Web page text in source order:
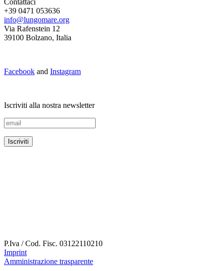
+39 0471 053636
info@lungomare.org
Via Rafenstein 12
39100 Bolzano, Italia
Facebook and Instagram
Iscriviti alla nostra newsletter
P.Iva / Cod. Fisc. 03122110210
Imprint
Amministrazione trasparente